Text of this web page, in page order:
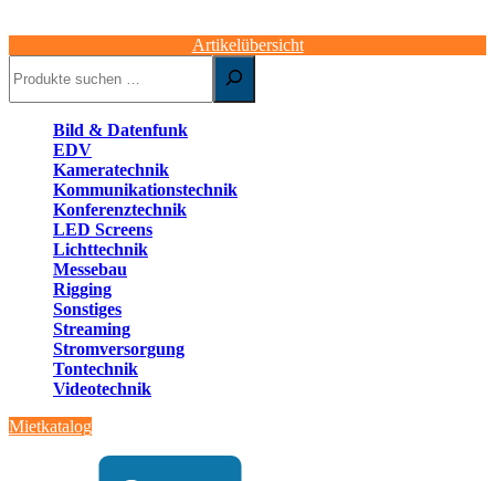
Artikelübersicht
Bild & Datenfunk
EDV
Kameratechnik
Kommunikationstechnik
Konferenztechnik
LED Screens
Lichttechnik
Messebau
Rigging
Sonstiges
Streaming
Stromversorgung
Tontechnik
Videotechnik
Mietkatalog